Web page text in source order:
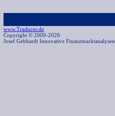
www.Traducer.de
Copyright © 2000-2026
Josef Gebhardt Innovative Finanzmarktanalysen